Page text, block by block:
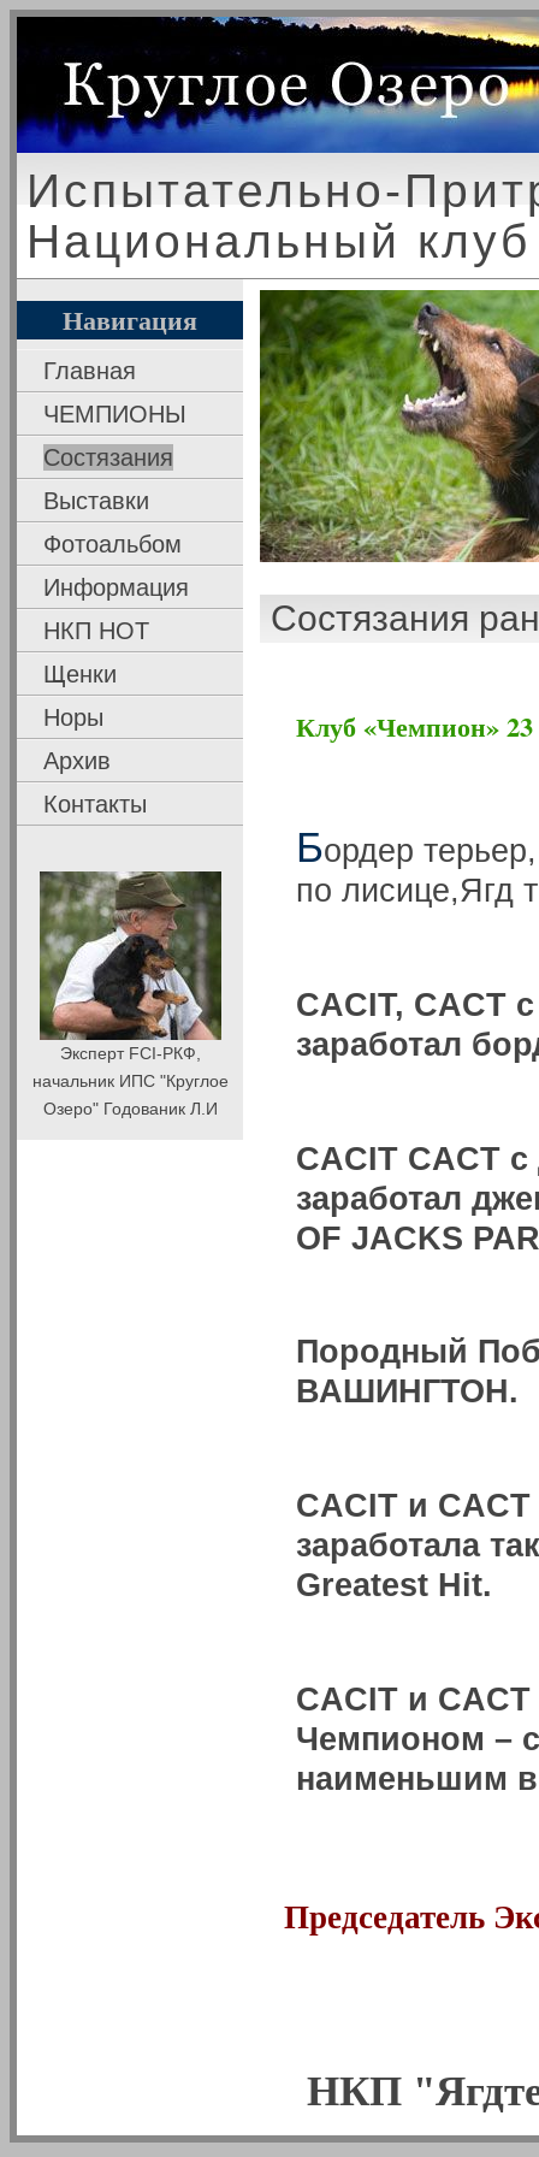
Испытательно-
Национальный
Навигация
Главная
ЧЕМПИОНЫ
Состязания
Выставки
Фотоальбом
Информация
НКП НОТ
Щенки
Норы
Архив
Контакты
Эксперт FCI-РКФ,
начальник ИПС "Круглое
Озеро" Годованик Л.И
Состязания
Клуб «Чемпион» 23
Бордер
по лисице,Ягд
CACIT, CACT
заработал
CACIT CACT
заработал
OF JACKS
Породный
ВАШИНГТОН.
CACIT и
заработала
Greatest Hit.
CACIT и
Чемпионом –
наименьшим
Председатель
НКП